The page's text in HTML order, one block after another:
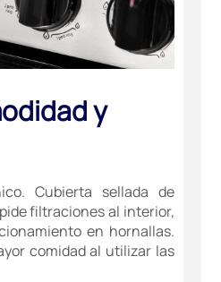
y
Cubierta sellada de
filtraciones al interior,
en hornallas.
comidad al utilizar las